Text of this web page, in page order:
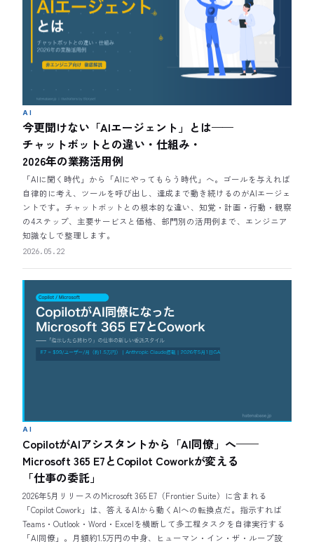
AI
今更聞けない「AIエージェント」とは——
チャットボットとの違い・仕組み・
2026年の業務活用例
「AIに聞く時代」から「AIにやってもらう時代」へ。ゴールを与えれば
自律的に考え、ツールを呼び出し、達成まで動き続けるのがAIエージェ
ントです。チャットボットとの根本的な違い、知覚・計画・行動・観察
の4ステップ、主要サービスと価格、部門別の活用例まで、エンジニア
知識なしで整理します。
2026.05.22
AI
CopilotがAIアシスタントから「AI同僚」へ——
Microsoft 365 E7とCopilot Coworkが変える
「仕事の委託」
2026年5月リリースのMicrosoft 365 E7（Frontier Suite）に含まれる
「Copilot Cowork」は、答えるAIから動くAIへの転換点だ。指示すれば
Teams・Outlook・Word・Excelを横断して多工程タスクを自律実行する
「AI同僚」。月額約1.5万円の中身、ヒューマン・イン・ザ・ループ設